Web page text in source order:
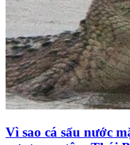
Vì sao cá sấu nước